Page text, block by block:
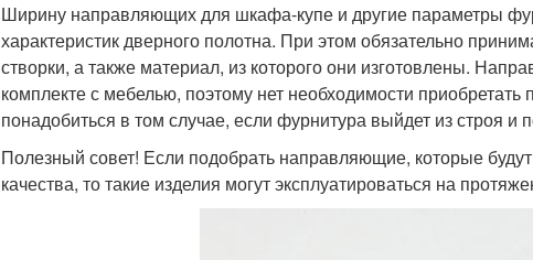
Ширину направляющих для шкафа-купе и другие параметры
характеристик дверного полотна. При этом обязательно
створки, а также материал, из которого они изготовлены.
комплекте с мебелью, поэтому нет необходимости
понадобиться в том случае, если фурнитура выйдет из строя и
Полезный совет! Если подобрать направляющие, которые
качества, то такие изделия могут эксплуатироваться на